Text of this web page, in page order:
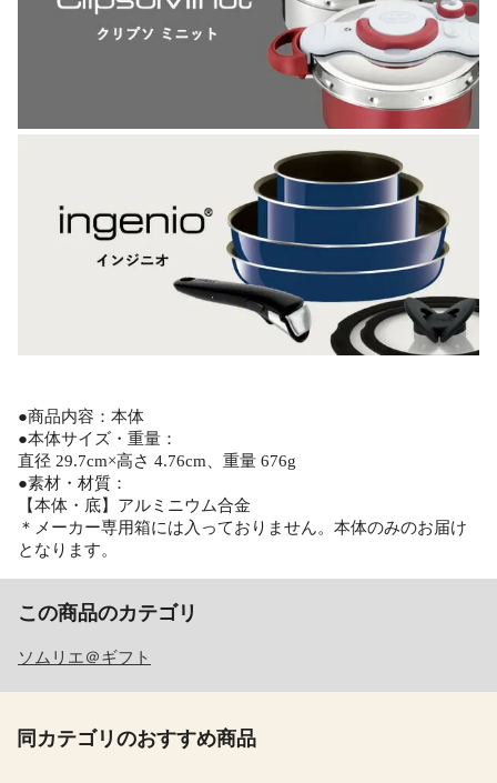
●商品内容：本体
●本体サイズ・重量：
直径 29.7cm×高さ 4.76cm、重量 676g
●素材・材質：
【本体・底】アルミニウム合金
＊メーカー専用箱には入っておりません。本体のみのお届け
となります。
この商品のカテゴリ
ソムリエ＠ギフト
同カテゴリのおすすめ商品